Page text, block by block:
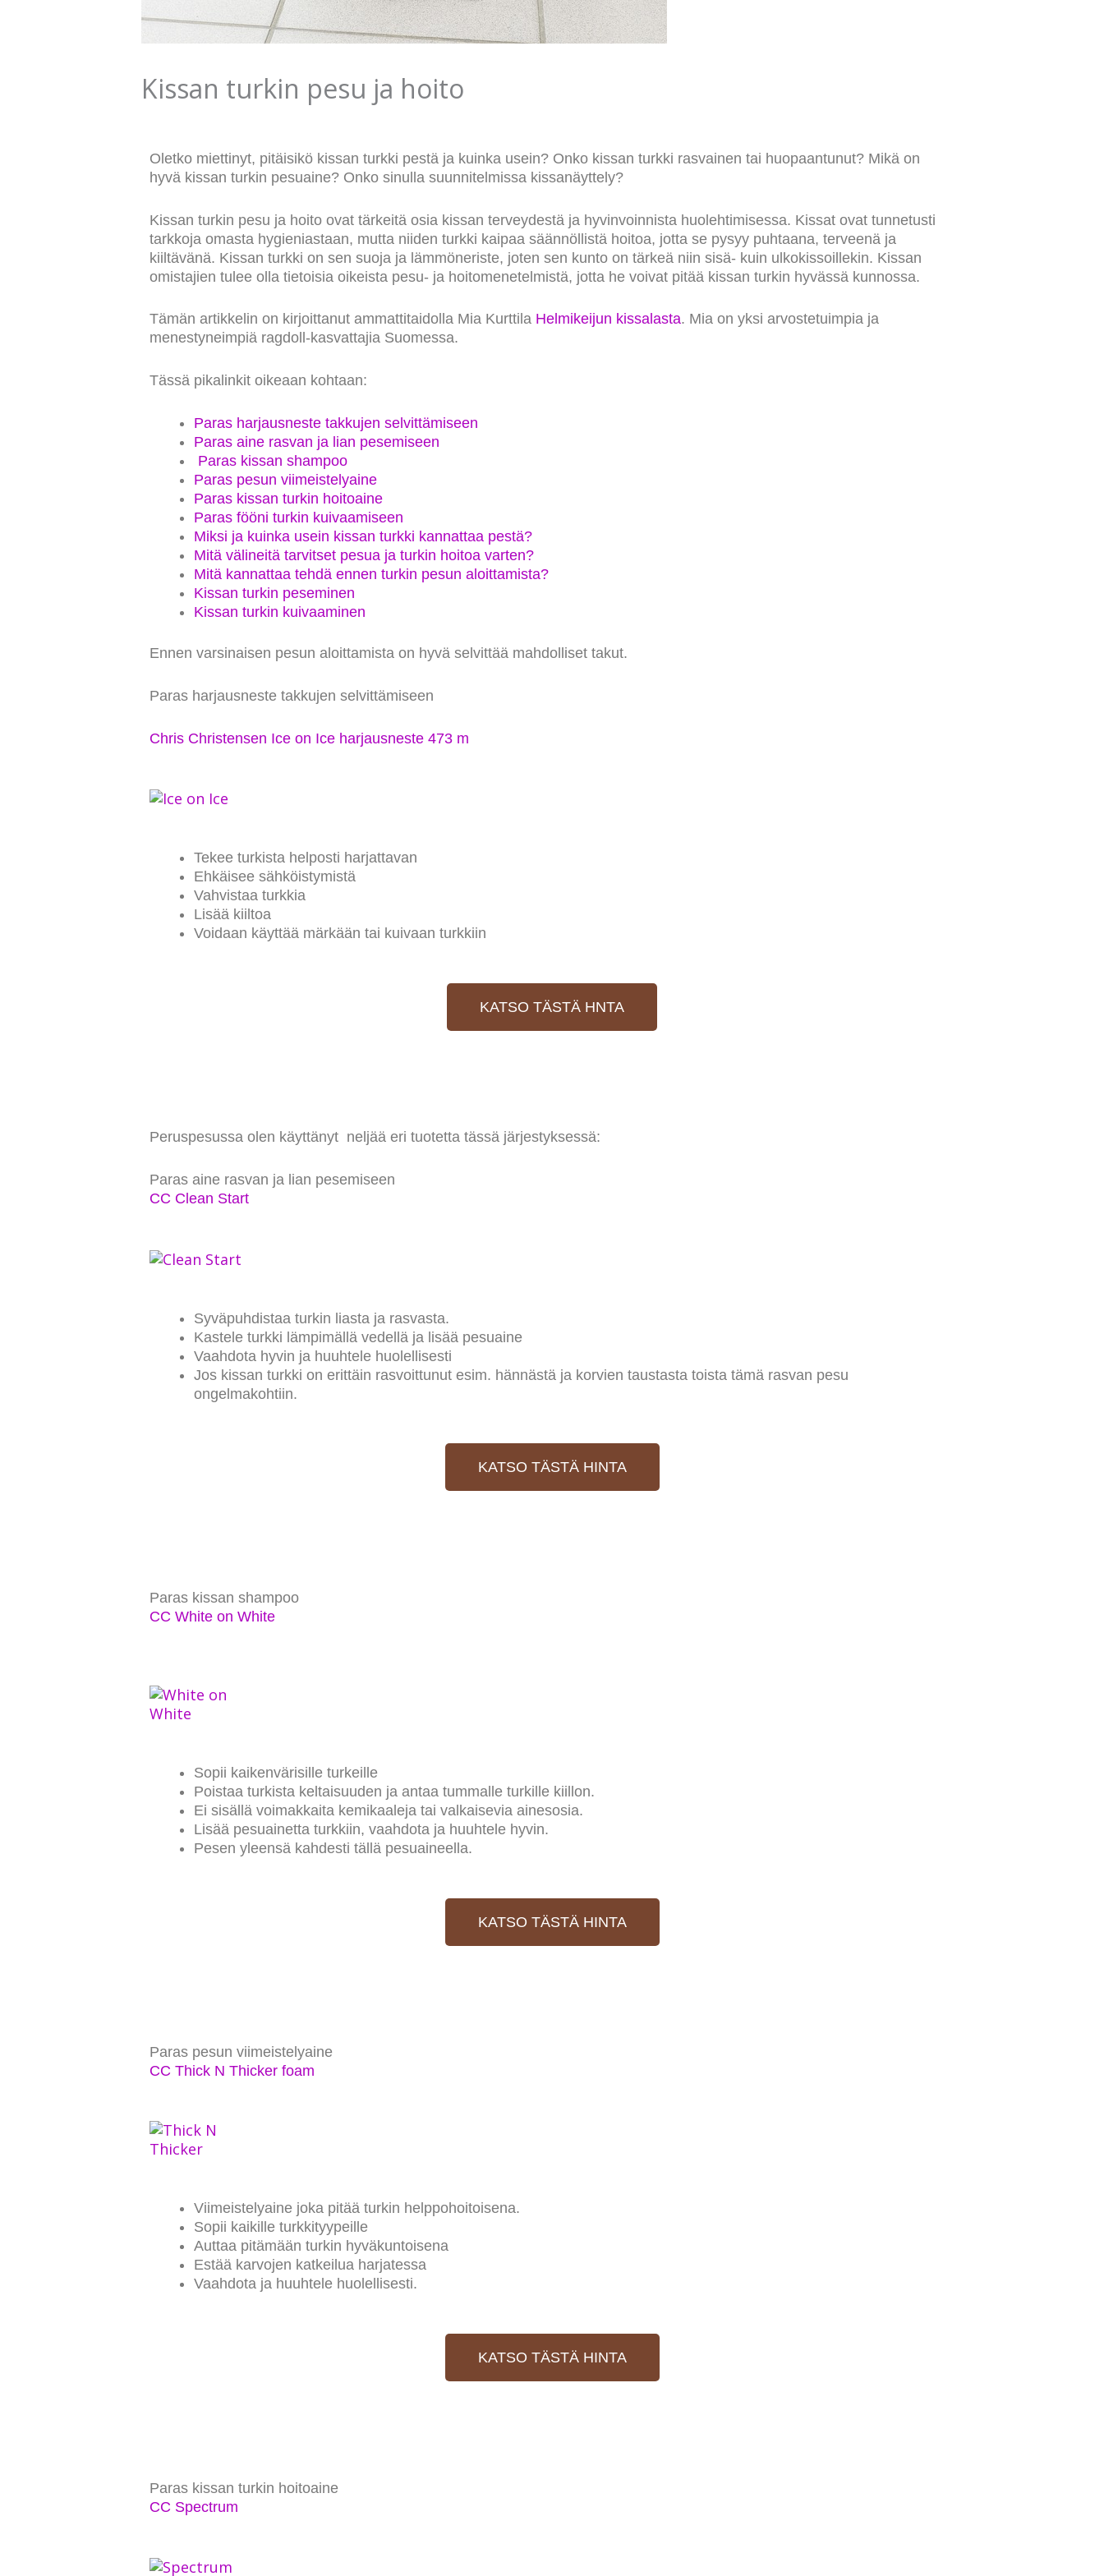
Kissan turkin pesu ja hoito
Oletko miettinyt, pitäisikö kissan turkki pestä ja kuinka usein? Onko kissan turkki rasvainen tai huopaantunut? Mikä on
hyvä kissan turkin pesuaine? Onko sinulla suunnitelmissa kissanäyttely?
Kissan turkin pesu ja hoito ovat tärkeitä osia kissan terveydestä ja hyvinvoinnista huolehtimisessa. Kissat ovat tunnetusti
tarkkoja omasta hygieniastaan, mutta niiden turkki kaipaa säännöllistä hoitoa, jotta se pysyy puhtaana, terveenä ja
kiiltävänä. Kissan turkki on sen suoja ja lämmöneriste, joten sen kunto on tärkeä niin sisä- kuin ulkokissoillekin. Kissan
omistajien tulee olla tietoisia oikeista pesu- ja hoitomenetelmistä, jotta he voivat pitää kissan turkin hyvässä kunnossa.
Tämän artikkelin on kirjoittanut ammattitaidolla Mia Kurttila Helmikeijun kissalasta. Mia on yksi arvostetuimpia ja
menestyneimpiä ragdoll-kasvattajia Suomessa.
Tässä pikalinkit oikeaan kohtaan:
Paras harjausneste takkujen selvittämiseen
Paras aine rasvan ja lian pesemiseen
Paras kissan shampoo
Paras pesun viimeistelyaine
Paras kissan turkin hoitoaine
Paras fööni turkin kuivaamiseen
Miksi ja kuinka usein kissan turkki kannattaa pestä?
Mitä välineitä tarvitset pesua ja turkin hoitoa varten?
Mitä kannattaa tehdä ennen turkin pesun aloittamista?
Kissan turkin peseminen
Kissan turkin kuivaaminen
Ennen varsinaisen pesun aloittamista on hyvä selvittää mahdolliset takut.
Paras harjausneste takkujen selvittämiseen
Chris Christensen Ice on Ice harjausneste 473 m
Tekee turkista helposti harjattavan
Ehkäisee sähköistymistä
Vahvistaa turkkia
Lisää kiiltoa
Voidaan käyttää märkään tai kuivaan turkkiin
KATSO TÄSTÄ HNTA
Peruspesussa olen käyttänyt neljää eri tuotetta tässä järjestyksessä:
Paras aine rasvan ja lian pesemiseen
CC Clean Start
Syväpuhdistaa turkin liasta ja rasvasta.
Kastele turkki lämpimällä vedellä ja lisää pesuaine
Vaahdota hyvin ja huuhtele huolellisesti
Jos kissan turkki on erittäin rasvoittunut esim. hännästä ja korvien taustasta toista tämä rasvan pesu
ongelmakohtiin.
KATSO TÄSTÄ HINTA
Paras kissan shampoo
CC White on White
Sopii kaikenvärisille turkeille
Poistaa turkista keltaisuuden ja antaa tummalle turkille kiillon.
Ei sisällä voimakkaita kemikaaleja tai valkaisevia ainesosia.
Lisää pesuainetta turkkiin, vaahdota ja huuhtele hyvin.
Pesen yleensä kahdesti tällä pesuaineella.
KATSO TÄSTÄ HINTA
Paras pesun viimeistelyaine
CC Thick N Thicker foam
Viimeistelyaine joka pitää turkin helppohoitoisena.
Sopii kaikille turkkityypeille
Auttaa pitämään turkin hyväkuntoisena
Estää karvojen katkeilua harjatessa
Vaahdota ja huuhtele huolellisesti.
KATSO TÄSTÄ HINTA
Paras kissan turkin hoitoaine
CC Spectrum